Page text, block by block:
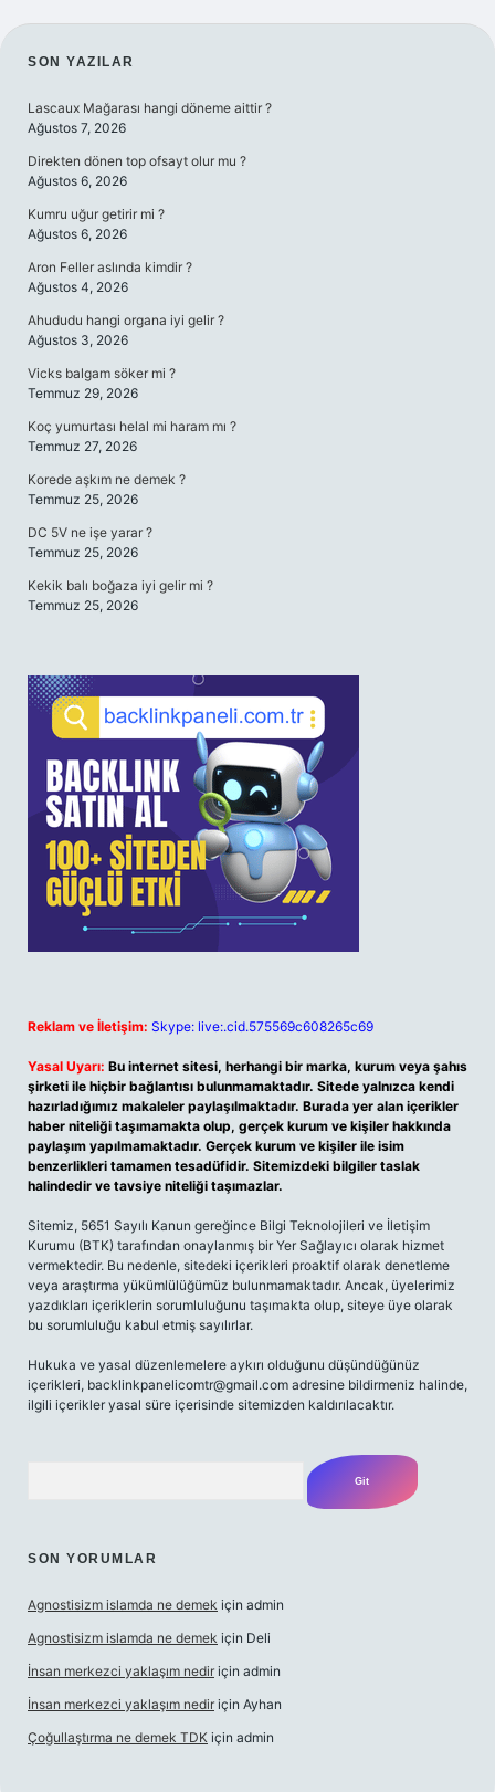
SIDEBAR
SON YAZILAR
Lascaux Mağarası hangi döneme aittir ?
Ağustos 7, 2026
Direkten dönen top ofsayt olur mu ?
Ağustos 6, 2026
Kumru uğur getirir mi ?
Ağustos 6, 2026
Aron Feller aslında kimdir ?
Ağustos 4, 2026
Ahududu hangi organa iyi gelir ?
Ağustos 3, 2026
Vicks balgam söker mi ?
Temmuz 29, 2026
Koç yumurtası helal mi haram mı ?
Temmuz 27, 2026
Korede aşkım ne demek ?
Temmuz 25, 2026
DC 5V ne işe yarar ?
Temmuz 25, 2026
Kekik balı boğaza iyi gelir mi ?
Temmuz 25, 2026
Reklam ve İletişim: Skype: live:.cid.575569c608265c69
Yasal Uyarı: Bu internet sitesi, herhangi bir marka, kurum veya şahıs
şirketi ile hiçbir bağlantısı bulunmamaktadır. Sitede yalnızca kendi
hazırladığımız makaleler paylaşılmaktadır. Burada yer alan içerikler
haber niteliği taşımamakta olup, gerçek kurum ve kişiler hakkında
paylaşım yapılmamaktadır. Gerçek kurum ve kişiler ile isim
benzerlikleri tamamen tesadüfidir. Sitemizdeki bilgiler taslak
halindedir ve tavsiye niteliği taşımazlar.
Sitemiz, 5651 Sayılı Kanun gereğince Bilgi Teknolojileri ve İletişim
Kurumu (BTK) tarafından onaylanmış bir Yer Sağlayıcı olarak hizmet
vermektedir. Bu nedenle, sitedeki içerikleri proaktif olarak denetleme
veya araştırma yükümlülüğümüz bulunmamaktadır. Ancak, üyelerimiz
yazdıkları içeriklerin sorumluluğunu taşımakta olup, siteye üye olarak
bu sorumluluğu kabul etmiş sayılırlar.
Hukuka ve yasal düzenlemelere aykırı olduğunu düşündüğünüz
içerikleri, backlinkpanelicomtr@gmail.com adresine bildirmeniz halinde,
ilgili içerikler yasal süre içerisinde sitemizden kaldırılacaktır.
SON YORUMLAR
Agnostisizm islamda ne demek için admin
Agnostisizm islamda ne demek için Deli
İnsan merkezci yaklaşım nedir için admin
İnsan merkezci yaklaşım nedir için Ayhan
Çoğullaştırma ne demek TDK için admin